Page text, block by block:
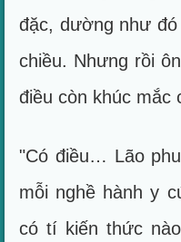
đặc, dường như
chiều. Nhưng rồi
điều còn khúc mắc
"Có điều… Lão
mỗi nghề hành y
có tí kiến thức